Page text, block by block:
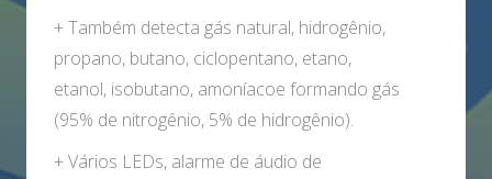
+ Também detecta gás natural, hidrogênio,
propano, butano, ciclopentano, etano,
etanol, isobutano, amoníacoe formando gás
(95% de nitrogênio, 5% de hidrogênio).
+ Vários LEDs, alarme de áudio de